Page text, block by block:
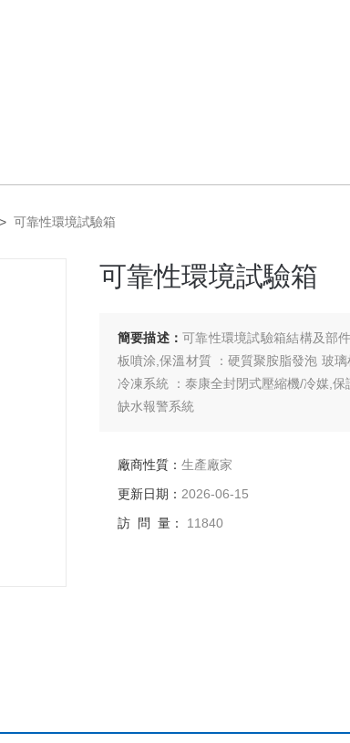
> 可靠性環境試驗箱
可靠性環境試驗箱
簡要描述： 可靠性環境試驗箱結構及部件 ：內
板噴涂,保溫材質 ：硬質聚胺脂發泡 玻
冷凍系統 ：泰康全封閉式壓縮機/冷媒,
缺水報警系統
廠商性質： 生產廠家
更新日期： 2026-06-15
訪 問 量： 11840